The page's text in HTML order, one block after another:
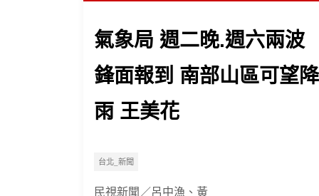
氣象局 週二晚.週六兩波
鋒面報到 南部山區可望降
雨 王美花
台北_新聞
民視新聞／呂中漁、黃